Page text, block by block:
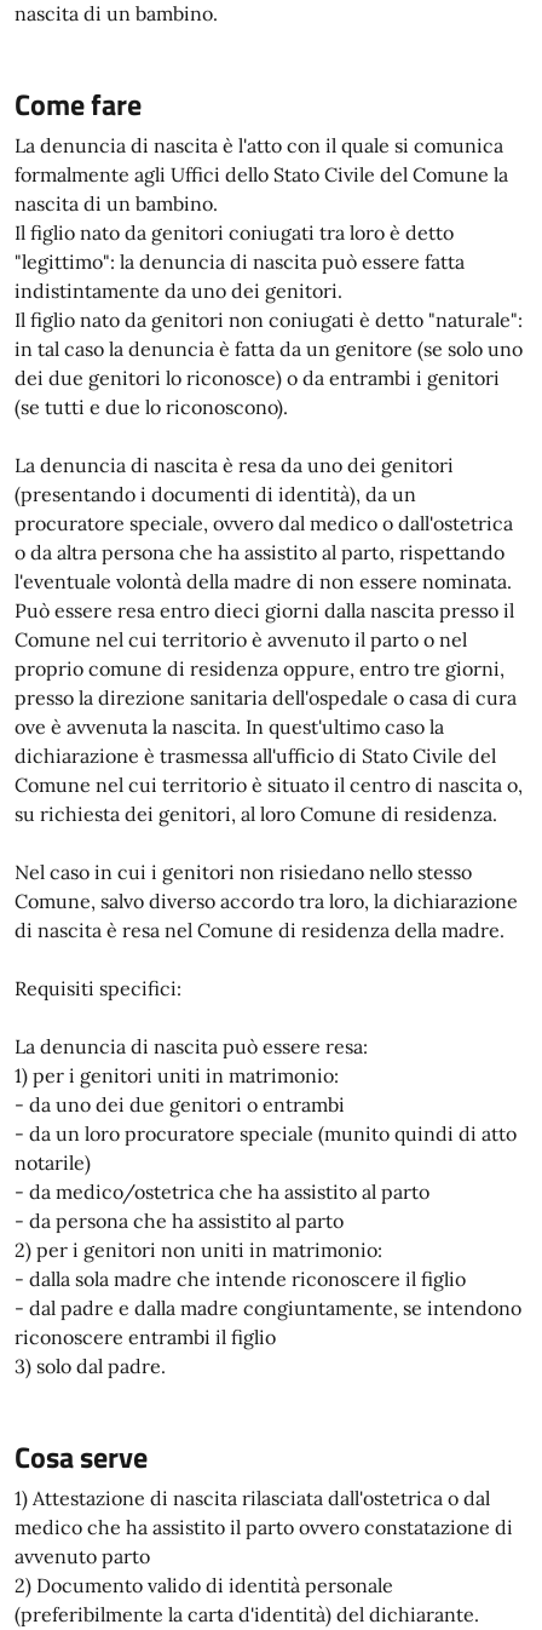
nascita di un bambino.
Come fare
La denuncia di nascita è l'atto con il quale si comunica
formalmente agli Uffici dello Stato Civile del Comune la
nascita di un bambino.
Il figlio nato da genitori coniugati tra loro è detto
"legittimo": la denuncia di nascita può essere fatta
indistintamente da uno dei genitori.
Il figlio nato da genitori non coniugati è detto "naturale":
in tal caso la denuncia è fatta da un genitore (se solo uno
dei due genitori lo riconosce) o da entrambi i genitori
(se tutti e due lo riconoscono).
La denuncia di nascita è resa da uno dei genitori
(presentando i documenti di identità), da un
procuratore speciale, ovvero dal medico o dall'ostetrica
o da altra persona che ha assistito al parto, rispettando
l'eventuale volontà della madre di non essere nominata.
Può essere resa entro dieci giorni dalla nascita presso il
Comune nel cui territorio è avvenuto il parto o nel
proprio comune di residenza oppure, entro tre giorni,
presso la direzione sanitaria dell'ospedale o casa di cura
ove è avvenuta la nascita. In quest'ultimo caso la
dichiarazione è trasmessa all'ufficio di Stato Civile del
Comune nel cui territorio è situato il centro di nascita o,
su richiesta dei genitori, al loro Comune di residenza.
Nel caso in cui i genitori non risiedano nello stesso
Comune, salvo diverso accordo tra loro, la dichiarazione
di nascita è resa nel Comune di residenza della madre.
Requisiti specifici:
La denuncia di nascita può essere resa:
1) per i genitori uniti in matrimonio:
- da uno dei due genitori o entrambi
- da un loro procuratore speciale (munito quindi di atto
notarile)
- da medico/ostetrica che ha assistito al parto
- da persona che ha assistito al parto
2) per i genitori non uniti in matrimonio:
- dalla sola madre che intende riconoscere il figlio
- dal padre e dalla madre congiuntamente, se intendono
riconoscere entrambi il figlio
3) solo dal padre.
Cosa serve
1) Attestazione di nascita rilasciata dall'ostetrica o dal
medico che ha assistito il parto ovvero constatazione di
avvenuto parto
2) Documento valido di identità personale
(preferibilmente la carta d'identità) del dichiarante.